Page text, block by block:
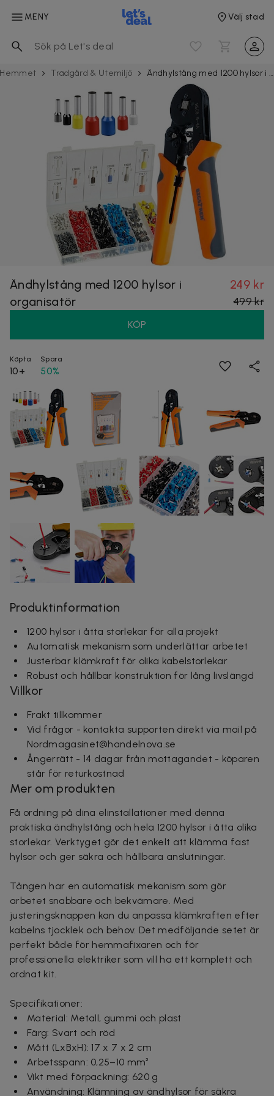
MENY Välj stad
Hemmet Trädgård & Utemiljö Ändhylstång med 1200 hylsor i organisatör
Ändhylstång med 1200 hylsor i
organisatör
249 kr
499 kr
KÖP
Köpta
10+
Spara
50%
Produktinformation
1200 hylsor i åtta storlekar för alla projekt
Automatisk mekanism som underlättar arbetet
Justerbar klämkraft för olika kabelstorlekar
Robust och hållbar konstruktion för lång livslängd
Villkor
Frakt tillkommer
Vid frågor - kontakta supporten direkt via mail på
Nordmagasinet@handelnova.se
Ångerrätt - 14 dagar från mottagandet - köparen
står för returkostnad
Mer om produkten
Få ordning på dina elinstallationer med denna
praktiska ändhylstång och hela 1200 hylsor i åtta olika
storlekar. Verktyget gör det enkelt att klämma fast
hylsor och ger säkra och hållbara anslutningar.
Tången har en automatisk mekanism som gör
arbetet snabbare och bekvämare. Med
justeringsknappen kan du anpassa klämkraften efter
kabelns tjocklek och behov. Det medföljande setet är
perfekt både för hemmafixaren och för
professionella elektriker som vill ha ett komplett och
ordnat kit.
Specifikationer:
Material: Metall, gummi och plast
Färg: Svart och röd
Mått (LxBxH): 17 x 7 x 2 cm
Arbetsspann: 0,25–10 mm²
Vikt med förpackning: 620 g
Användning: Klämning av ändhylsor för säkra